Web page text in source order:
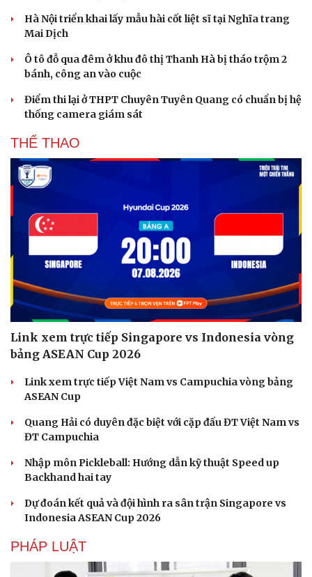
Cải chính
Hà Nội triển khai lấy mẫu hài cốt liệt sĩ tại Nghĩa trang
Mai Dịch
Ô tô đỗ qua đêm ở khu đô thị Thanh Hà bị tháo trộm 2
bánh, công an vào cuộc
Điểm thi lại ở THPT Chuyên Tuyên Quang có chuẩn bị hệ
thống camera giám sát
THỂ THAO
Link xem trực tiếp Singapore vs Indonesia vòng
bảng ASEAN Cup 2026
Link xem trực tiếp Việt Nam vs Campuchia vòng bảng
ASEAN Cup
Quang Hải có duyên đặc biệt với cặp đấu ĐT Việt Nam vs
ĐT Campuchia
Nhập môn Pickleball: Hướng dẫn kỹ thuật Speed up
Backhand hai tay
Dự đoán kết quả và đội hình ra sân trận Singapore vs
Indonesia ASEAN Cup 2026
PHÁP LUẬT